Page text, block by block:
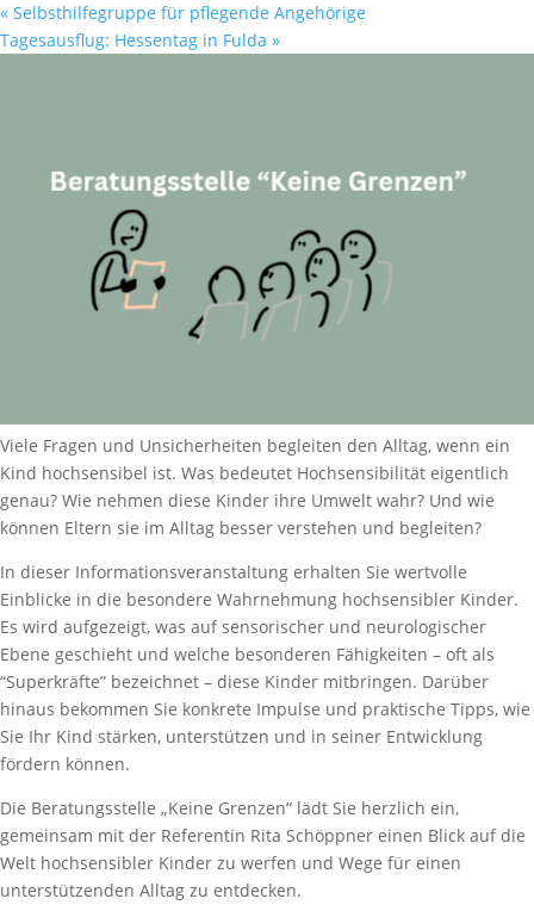
« Selbsthilfegruppe für pflegende Angehörige
Tagesausflug: Hessentag in Fulda »
Viele Fragen und Unsicherheiten begleiten den Alltag, wenn ein
Kind hochsensibel ist. Was bedeutet Hochsensibilität eigentlich
genau? Wie nehmen diese Kinder ihre Umwelt wahr? Und wie
können Eltern sie im Alltag besser verstehen und begleiten?
In dieser Informationsveranstaltung erhalten Sie wertvolle
Einblicke in die besondere Wahrnehmung hochsensibler Kinder.
Es wird aufgezeigt, was auf sensorischer und neurologischer
Ebene geschieht und welche besonderen Fähigkeiten – oft als
“Superkräfte” bezeichnet – diese Kinder mitbringen. Darüber
hinaus bekommen Sie konkrete Impulse und praktische Tipps, wie
Sie Ihr Kind stärken, unterstützen und in seiner Entwicklung
fördern können.
Die Beratungsstelle „Keine Grenzen“ lädt Sie herzlich ein,
gemeinsam mit der Referentin Rita Schöppner einen Blick auf die
Welt hochsensibler Kinder zu werfen und Wege für einen
unterstützenden Alltag zu entdecken.